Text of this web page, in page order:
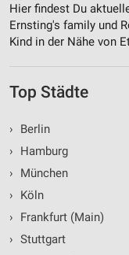
Hier findest Du
Ernsting's family und
Kind in der Nähe von
Top Städte
›
Berlin
›
Hamburg
›
München
›
Köln
›
Frankfurt (Main)
› Stuttgart